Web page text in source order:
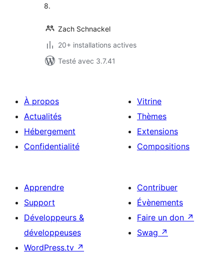
8.
Zach Schnackel
20+ installations actives
Testé avec 3.7.41
À propos
Actualités
Hébergement
Confidentialité
Vitrine
Thèmes
Extensions
Compositions
Apprendre
Support
Développeurs &
développeuses
WordPress.tv ↗
Contribuer
Évènements
Faire un don ↗
Swag ↗